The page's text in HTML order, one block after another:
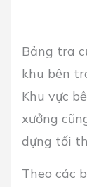
Bảng tra
khu bên
Khu vực
xưởng
dựng tối
Theo các